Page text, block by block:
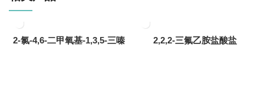
2-氯-4,6-二甲氧基-1,3,5-三嗪 2,2,2-三氟乙胺盐酸盐